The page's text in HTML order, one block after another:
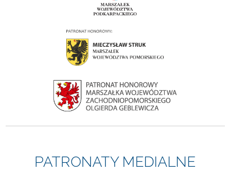
PATRONATY MEDIALNE